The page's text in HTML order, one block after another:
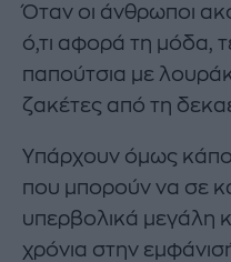
Όταν οι άνθρωποι
ό,τι αφορά τη μόδα,
παπούτσια με
ζακέτες από τη
Υπάρχουν όμως
που μπορούν να σε
υπερβολικά μεγάλη
χρόνια στην